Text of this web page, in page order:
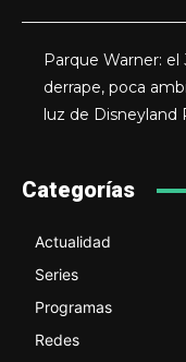
Parque Warner:
derrape, poca
luz de Disneyland
Categorías
Actualidad
Series
Programas
Redes